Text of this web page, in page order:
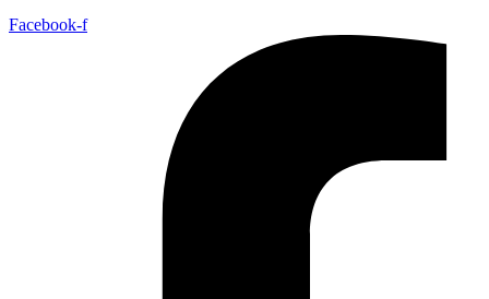
Facebook-f